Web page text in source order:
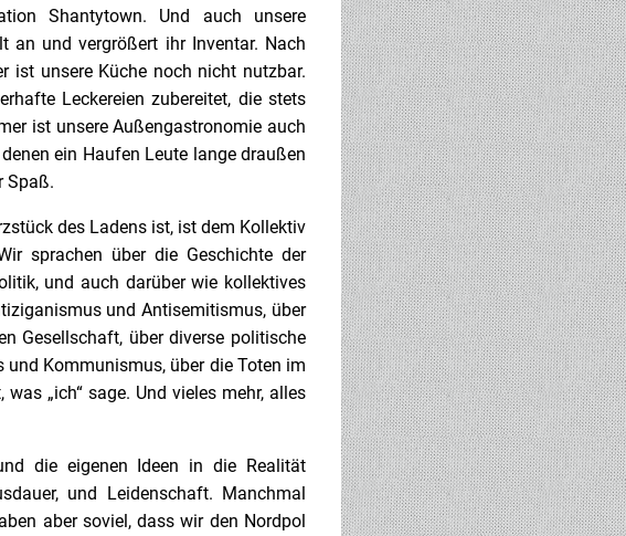
Shantytown. Und auch unsere
an und vergrößert ihr Inventar. Nach
ist unsere Küche noch nicht nutzbar.
Leckereien zubereitet, die stets
ist unsere Außengastronomie auch
ein Haufen Leute lange draußen
Spaß.
des Ladens ist, ist dem Kollektiv
sprachen über die Geschichte der
und auch darüber wie kollektives
und Antisemitismus, über
Gesellschaft, über diverse politische
und Kommunismus, über die Toten im
„ich“ sage. Und vieles mehr, alles
die eigenen Ideen in die Realität
und Leidenschaft. Manchmal
aber soviel, dass wir den Nordpol